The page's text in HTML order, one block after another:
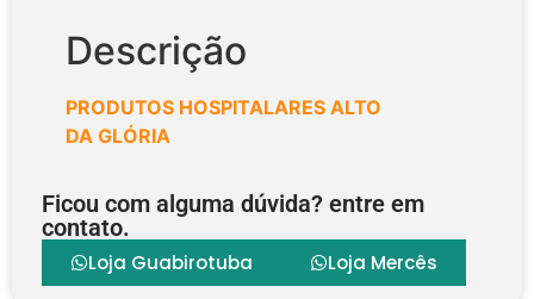
Descrição
PRODUTOS HOSPITALARES ALTO
DA GLÓRIA
Ficou com alguma dúvida? entre em
contato.
Loja Guabirotuba Loja Mercês